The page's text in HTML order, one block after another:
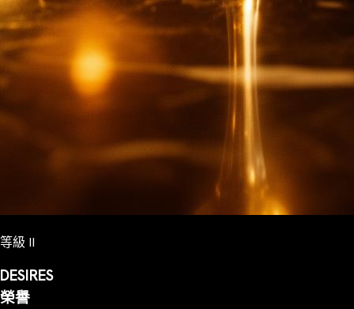
等級 II
DESIRES
榮譽